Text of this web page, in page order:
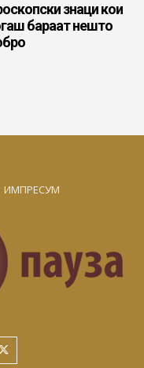
знаци кои
бараат нешто
ИМПРЕСУМ